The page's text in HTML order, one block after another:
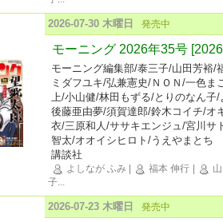
2026-07-30 木曜日 発売中
モーニング 2026年35号
モーニング編集部/泰三子/山田芳裕/
ミダフユキ/弘兼憲史/ＮＯＮ/一色
上/小山健/林田もずる/とりのなん子
後藤亜由夢/須賀達郎/鈴木コイチ/オ
衣/三原和人/ササキエンジュ/宮川サ
智太/オオイシヒロト/うえやまとち
講談社
よしなが ふみ 福本 伸行
子...
2026-07-23 木曜日 発売中